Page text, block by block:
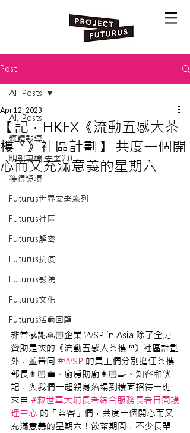
Post
All Posts
媒體報導
明報專欄 安老2.0
獲得獎項
Futurus世界安老系列
Futurus社區
Futurus解密
Futurus抗疫
Futurus影院
Futurus文化
Futurus活動回顧
All Posts
【記．HKEX《流動五感大茶
樓™》社區計劃】 共度一個開
心而又充滿意義的星期六
Apr 12, 2023
非常感謝🙏🏻企業 WSP in Asia 除了全力
贊助是次的《流動五感大茶樓™》社區計劃
外，並帶同 #WSP 的員工們分別擔任茶樓
部長👨🏻‍💼、廚房助廚👩🏻‍🍳、知客和伙
記，與我們一起親身落場到樓面招待一班
來自 #救世軍大埔長者綜合服務長者日間護
理中心 的「茶客」們，共度一個開心而又
充滿意義的星期六！飲茶期間，不少長輩